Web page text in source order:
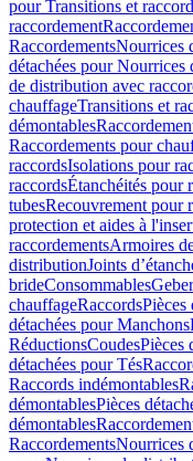
pour Transitions et
raccordement
RaccordementsNourrices
détachées pour
de distribution avec
chauffageTransitions et
démontables
Raccordements pour
raccordsIsolations pour
raccordsÉtanchéités pour
tubesRecouvrement pour
protection et aides à
raccordementsArmoires
distributionJoints
brideConsommables
chauffageRaccordsPièces
détachées pour Manchons
RéductionsCoudesPièces
détachées pour Tés
Raccords indémontables
démontablesPièces
démontables
RaccordementsNourrices